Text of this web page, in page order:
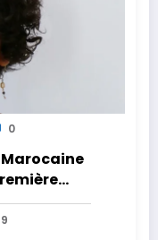
0
Marocaine